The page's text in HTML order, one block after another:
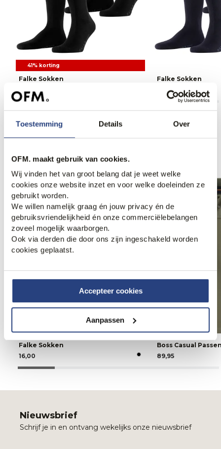
Toestemming Details Over
OFM. maakt gebruik van cookies.
Wij vinden het van groot belang dat je weet welke
cookies onze website inzet en voor welke doeleinden ze
gebruikt worden.
We willen namelijk graag én jouw privacy én de
gebruiksvriendelijkheid én onze commerciëlebelangen
zoveel mogelijk waarborgen.
Ook via derden die door ons zijn ingeschakeld worden
cookies geplaatst.
Accepteer cookies
Aanpassen
41% korting
Falke Sokken
17,00
9,95
Falke Sokken
17,00
Falke Sokken
16,00
Boss Casual
89,95
Nieuwsbrief
Schrijf je in en ontvang wekelijks onze nieuwsbrief